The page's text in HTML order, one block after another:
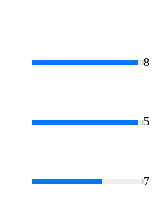
8
5
7